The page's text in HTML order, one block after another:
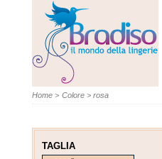
Home > Colore > rosa
TAGLIA